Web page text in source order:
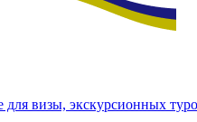
для визы, экскурсионных